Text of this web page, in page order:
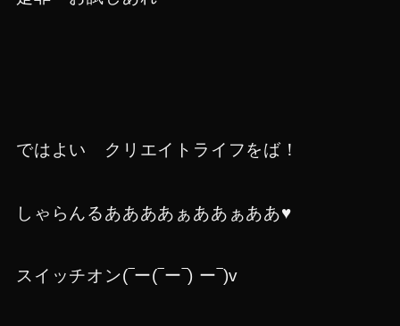
ではよい クリエイトライフをば！
しゃらんるああああぁああぁああ♥
スイッチオン(‾ー(‾ー‾) ー‾)v